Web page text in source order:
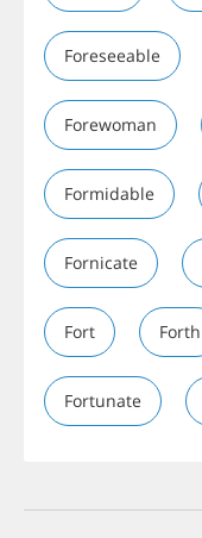
Foreseeable
Forewoman
Formidable
Fornicate
Fort Forth
Fortunate